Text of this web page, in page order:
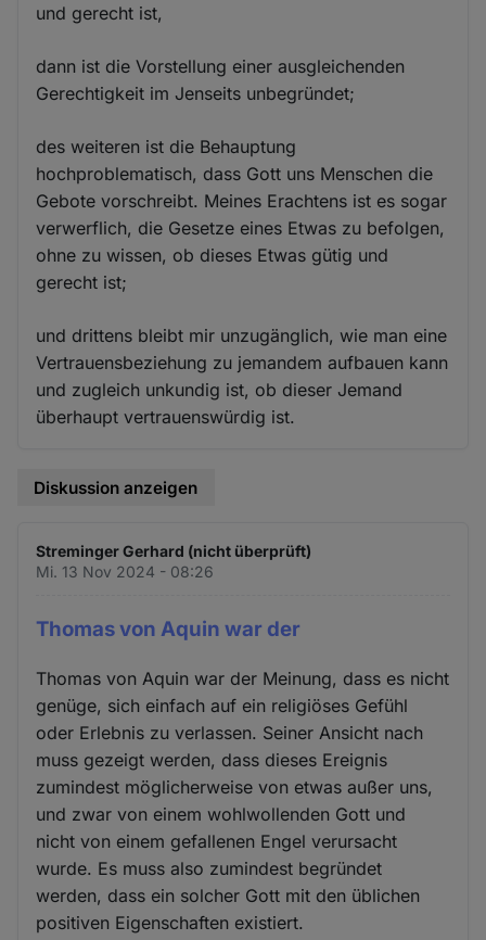
und gerecht ist,
dann ist die Vorstellung einer ausgleichenden
Gerechtigkeit im Jenseits unbegründet;
des weiteren ist die Behauptung
hochproblematisch, dass Gott uns Menschen die
Gebote vorschreibt. Meines Erachtens ist es sogar
verwerflich, die Gesetze eines Etwas zu befolgen,
ohne zu wissen, ob dieses Etwas gütig und
gerecht ist;
und drittens bleibt mir unzugänglich, wie man eine
Vertrauensbeziehung zu jemandem aufbauen kann
und zugleich unkundig ist, ob dieser Jemand
überhaupt vertrauenswürdig ist.
Diskussion anzeigen
Streminger Gerhard (nicht überprüft)
Mi. 13 Nov 2024 - 08:26
Thomas von Aquin war der
Thomas von Aquin war der Meinung, dass es nicht
genüge, sich einfach auf ein religiöses Gefühl
oder Erlebnis zu verlassen. Seiner Ansicht nach
muss gezeigt werden, dass dieses Ereignis
zumindest möglicherweise von etwas außer uns,
und zwar von einem wohlwollenden Gott und
nicht von einem gefallenen Engel verursacht
wurde. Es muss also zumindest begründet
werden, dass ein solcher Gott mit den üblichen
positiven Eigenschaften existiert.